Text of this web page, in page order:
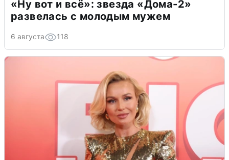
«Ну вот и всё»: звезда «Дома-2»
развелась с молодым мужем
6 августа 118